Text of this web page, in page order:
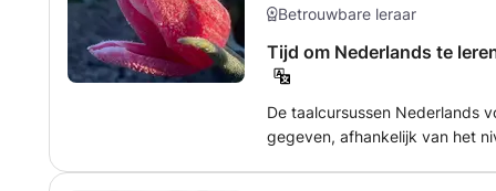
Betrouwbare leraar
Tijd om Nederlands te
De taalcursussen Nederlands
gegeven, afhankelijk van het niveau